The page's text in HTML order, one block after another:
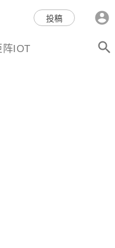
讯,动态,洞
工智能,机器
投稿
阵IOT